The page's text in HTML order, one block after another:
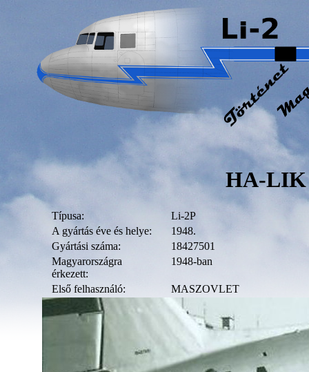
HA-LIK
Típusa:
Li-2P
A gyártás éve és helye:
1948.
Gyártási száma:
18427501
Magyarországra
érkezett:
1948-ban
Első felhasználó: MASZOVLET